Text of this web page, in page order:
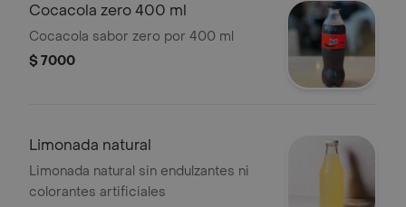
Cocacola zero 400 ml
Cocacola sabor zero por 400 ml
$ 7000
Limonada natural
Limonada natural sin endulzantes ni
colorantes artificiales